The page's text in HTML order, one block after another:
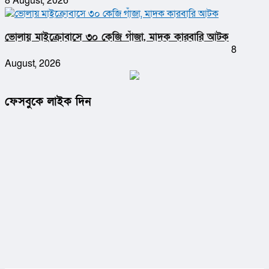
ভোলায় মাইক্রোবাসে ৩০ কেজি গাঁজা, মাদক কারবারি আটক
8
August, 2026
ফেসবুকে লাইক দিন